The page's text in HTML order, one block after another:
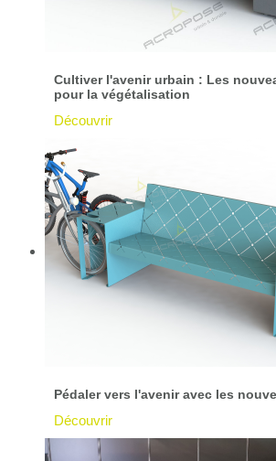
Cultiver l'avenir urbain : Les
pour la végétalisation
Découvrir
Pédaler vers l'avenir avec les
Découvrir